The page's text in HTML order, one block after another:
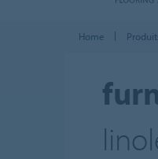
Home